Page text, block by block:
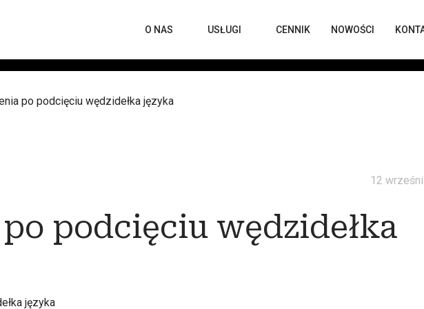
O NAS USŁUGI CENNIK NOWOŚCI
po podcięciu wędzidełka języka
12
podcięciu wędzidełka